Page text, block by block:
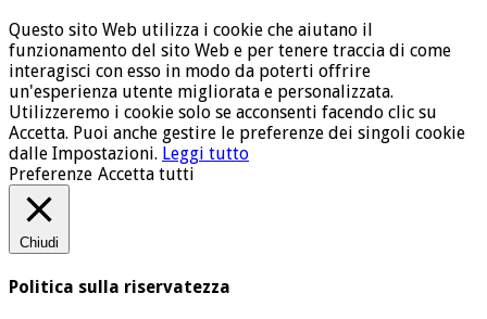
Questo sito Web utilizza i cookie che aiutano il
funzionamento del sito Web e per tenere traccia di come
interagisci con esso in modo da poterti offrire
un'esperienza utente migliorata e personalizzata.
Utilizzeremo i cookie solo se acconsenti facendo clic su
Accetta. Puoi anche gestire le preferenze dei singoli cookie
dalle Impostazioni. Leggi tutto
Preferenze Accetta tutti
Chiudi
Politica sulla riservatezza